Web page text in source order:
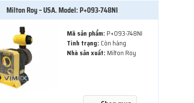
Milton Roy – USA. Model: P+093-748NI
Mã sản phẩm: P+093-748NI
Tình trạng: Còn hàng
Nhà sản xuất: Milton Roy